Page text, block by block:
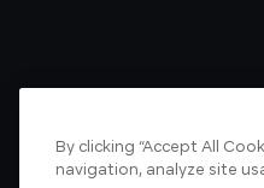
By clicking “Accept All
navigation, analyze site